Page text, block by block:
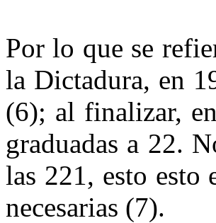
Por lo que se
la Dictadura, en
(6); al finalizar,
graduadas a 22.
las 221, esto esto
necesarias (7).